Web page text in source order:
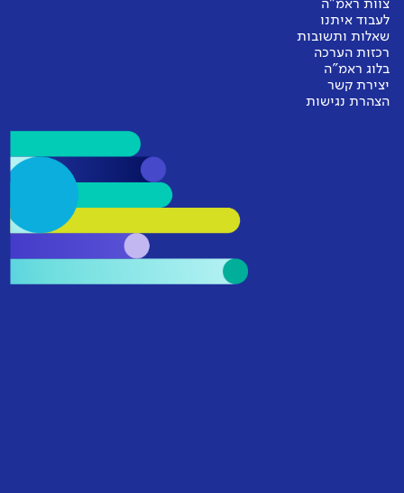
צוות ראמ"ה
לעבוד איתנו
שאלות ותשובות
רכזות הערכה
בלוג ראמ"ה
יצירת קשר
הצהרת נגישות